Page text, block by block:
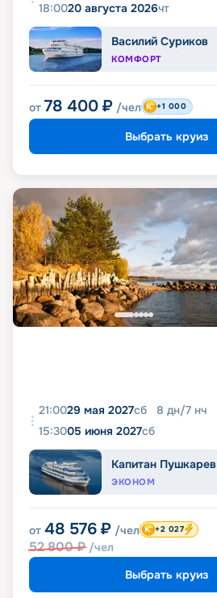
18:0020 августа 2026чт
Василий Суриков
КОМФОРТ
от 78 400 ₽ /чел +1 000
Выбрать круиз
21:0029 мая 2027сб 8 дн/7 нч
15:3005 июня 2027сб
Капитан Пушкарев
ЭКОНОМ
от 48 576 ₽ /чел
52 800₽ /чел
+2 027
Выбрать круиз